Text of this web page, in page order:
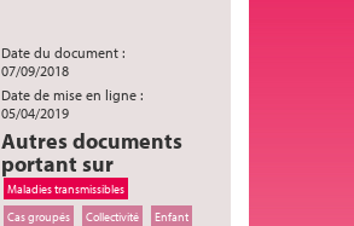
Date du document :
07/09/2018
Date de mise en ligne :
05/04/2019
Autres documents
portant sur
Maladies transmissibles
Cas groupés
Collectivité
Enfant